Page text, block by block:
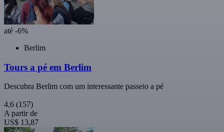
até -6%
Berlim
Tours a pé em Berlim
Descubra Berlim com um interessante passeio a pé
4,6 (157)
A partir de
US$ 13,87